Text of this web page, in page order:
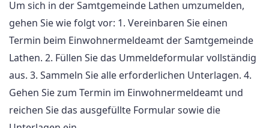
Um sich in der Samtgemeinde Lathen umzumelden,
gehen Sie wie folgt vor: 1. Vereinbaren Sie einen
Termin beim Einwohnermeldeamt der Samtgemeinde
Lathen. 2. Füllen Sie das Ummeldeformular vollständig
aus. 3. Sammeln Sie alle erforderlichen Unterlagen. 4.
Gehen Sie zum Termin im Einwohnermeldeamt und
reichen Sie das ausgefüllte Formular sowie die